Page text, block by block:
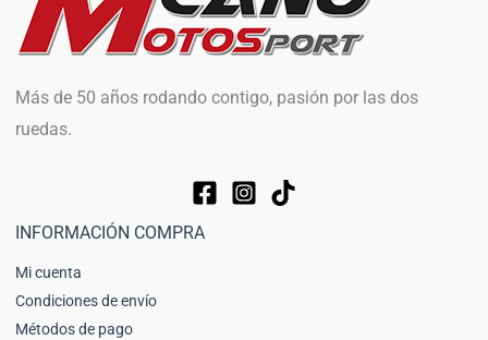
Más de 50 años rodando contigo, pasión por las dos
ruedas.
INFORMACIÓN COMPRA
Mi cuenta
Condiciones de envío
Métodos de pago